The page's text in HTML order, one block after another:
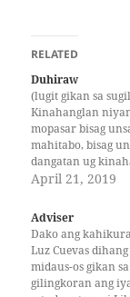
RELATED
Duhiraw
(lugit gikan sa
Kinahanglan
mopasar bisag
mahitabo, bisag
dangatan ug
mosunod ang
paagi. Kon
nga dunay
pag-eskuyla,
grado ug sa
dakong
gibahad sa mga
April 21, 2019
Adviser
Dako ang
Luz Cuevas
midaus-os gikan
gilingkoran ang